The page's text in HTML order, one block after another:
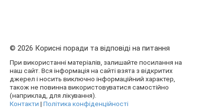
© 2026 Корисні поради та відповіді на питання
При використанні матеріалів, залишайте посилання на
наш сайт. Вся інформація на сайті взята з відкритих
джерел і носить виключно інформаційний характер,
також не повинна використовуватися самостійно
(наприклад, для лікування).
Контакти | Політика конфіденційності